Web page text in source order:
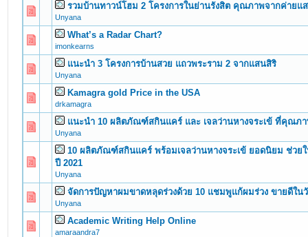
รวมบ้านทาวน์โฮม 2 โครงการในย่านรังสิต คุณภาพจากค่ายแ
Unyana
0 Vote(s) - 0 out of 5 in Average
12 34 5
What’s a Radar Chart?
imonkearns
0 Vote(s) - 0 out of 5 in Average
1 2345
แนะนำ 3 โครงการบ้านสวย แถวพระราม 2 จากแสนสิริ
Unyana
0 Vote(s) - 0 out of 5 in Average
1 2345
Kamagra gold Price in the USA
drkamagra
0 Vote(s) - 0 out of 5 in Average
1 2345
แนะนำ 10 ผลิตภัณฑ์สกินแคร์ และ เจลว่านหางจระเข้ ที่คุณภ
Unyana
0 Vote(s) - 0 out of 5 in Average
12345
10 ผลิตภัณฑ์สกินแคร์ พร้อมเจลว่านหางจระเข้ ยอดนิยม ช่วย
ปี 2021
Unyana
0 Vote(s) - 0 out of 5 in Average
จัดการปัญหาผมขาดหลุดร่วงด้วย 10 แชมพูแก้ผมร่วง ขายดีใน
Unyana
0 Vote(s) - 0 out of 5 in Average
12 345
Academic Writing Help Online
amaraandra7
0 Vote(s) - 0 out of 5 in Average
123 4 5